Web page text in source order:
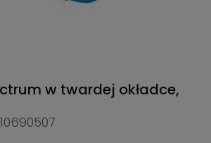
w twardej okładce,